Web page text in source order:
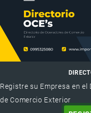
Registre su Empresa en
de Comercio Exterior